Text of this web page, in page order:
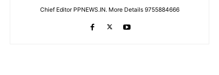
Chief Editor PPNEWS.IN. More Details 9755884666